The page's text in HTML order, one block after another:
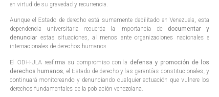
en virtud de su gravedad y recurrencia.
Aunque el Estado de derecho está sumamente debilitado en Venezuela, esta
dependencia universitaria recuerda la importancia de documentar y
denunciar estas situaciones, al menos ante organizaciones nacionales e
internacionales de derechos humanos.
El ODH-ULA reafirma su compromiso con la defensa y promoción de los
derechos humanos , el Estado de derecho y las garantías constitucionales, y
continuará monitoreando y denunciando cualquier actuación que vulnere los
derechos fundamentales de la población venezolana.